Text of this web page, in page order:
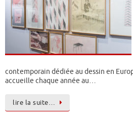
contemporain dédiée au dessin en
accueille chaque année au…
lire la suite…